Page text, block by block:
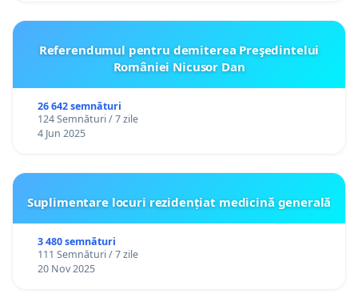
Referendumul pentru demiterea Preşedintelui
României Nicusor Dan
26 642 semnături
124 Semnături / 7 zile
4 Jun 2025
Suplimentare locuri rezidențiat medicină generală
3 480 semnături
111 Semnături / 7 zile
20 Nov 2025